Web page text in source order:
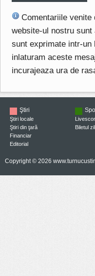
Comentariile
website-ul nostru
sunt exprimate intr-un
inlaturam aceste
incurajeaza ura de
Ştiri
Ştiri locale
Ştiri din ţară
Financiar
Editorial
Biletul
Copyright © 2026